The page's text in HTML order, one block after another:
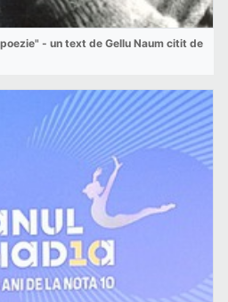
- un text de Gellu Naum citit de